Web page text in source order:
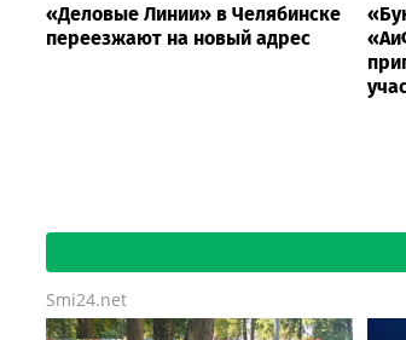
«Деловые Линии» в Челябинске
переезжают на новый адрес
Smi24.net